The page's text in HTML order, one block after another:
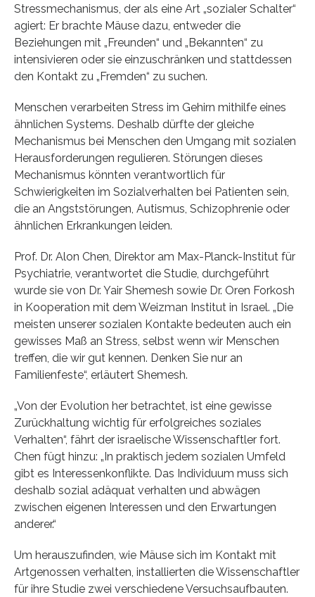
Stressmechanismus, der als eine Art „sozialer Schalter“
agiert: Er brachte Mäuse dazu, entweder die
Beziehungen mit „Freunden“ und „Bekannten“ zu
intensivieren oder sie einzuschränken und stattdessen
den Kontakt zu „Fremden“ zu suchen.
Menschen verarbeiten Stress im Gehirn mithilfe eines
ähnlichen Systems. Deshalb dürfte der gleiche
Mechanismus bei Menschen den Umgang mit sozialen
Herausforderungen regulieren. Störungen dieses
Mechanismus könnten verantwortlich für
Schwierigkeiten im Sozialverhalten bei Patienten sein,
die an Angststörungen, Autismus, Schizophrenie oder
ähnlichen Erkrankungen leiden.
Prof. Dr. Alon Chen, Direktor am Max-Planck-Institut für
Psychiatrie, verantwortet die Studie, durchgeführt
wurde sie von Dr. Yair Shemesh sowie Dr. Oren Forkosh
in Kooperation mit dem Weizman Institut in Israel. „Die
meisten unserer sozialen Kontakte bedeuten auch ein
gewisses Maß an Stress, selbst wenn wir Menschen
treffen, die wir gut kennen. Denken Sie nur an
Familienfeste“, erläutert Shemesh.
„Von der Evolution her betrachtet, ist eine gewisse
Zurückhaltung wichtig für erfolgreiches soziales
Verhalten“, fährt der israelische Wissenschaftler fort.
Chen fügt hinzu: „In praktisch jedem sozialen Umfeld
gibt es Interessenkonflikte. Das Individuum muss sich
deshalb sozial adäquat verhalten und abwägen
zwischen eigenen Interessen und den Erwartungen
anderer.“
Um herauszufinden, wie Mäuse sich im Kontakt mit
Artgenossen verhalten, installierten die Wissenschaftler
für ihre Studie zwei verschiedene Versuchsaufbauten.